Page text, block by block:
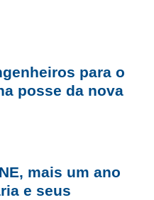
DA PROFISSÃO
para o
posse da nova
mais um ano
e seus